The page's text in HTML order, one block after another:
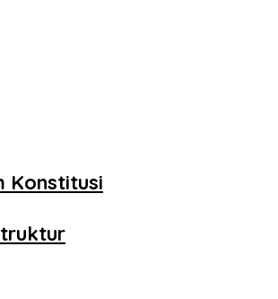
Konstitusi